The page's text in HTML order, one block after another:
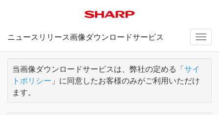
ニュースリリース画像ダウンロードサービス
当画像ダウンロードサービスは、弊社の定める「サイ
トポリシー 」に同意したお客様のみがご利用いただけ
ます。